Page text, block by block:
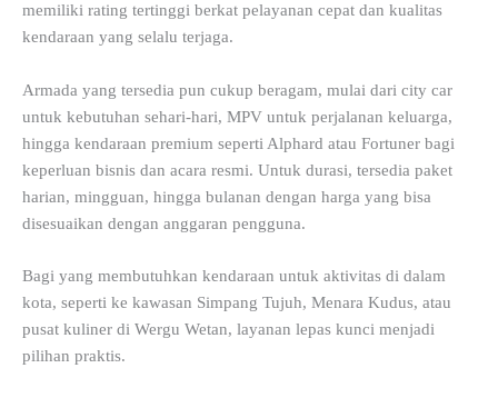
memiliki rating tertinggi berkat pelayanan cepat dan kualitas
kendaraan yang selalu terjaga.
Armada yang tersedia pun cukup beragam, mulai dari city car
untuk kebutuhan sehari-hari, MPV untuk perjalanan keluarga,
hingga kendaraan premium seperti Alphard atau Fortuner bagi
keperluan bisnis dan acara resmi. Untuk durasi, tersedia paket
harian, mingguan, hingga bulanan dengan harga yang bisa
disesuaikan dengan anggaran pengguna.
Bagi yang membutuhkan kendaraan untuk aktivitas di dalam
kota, seperti ke kawasan Simpang Tujuh, Menara Kudus, atau
pusat kuliner di Wergu Wetan, layanan lepas kunci menjadi
pilihan praktis.